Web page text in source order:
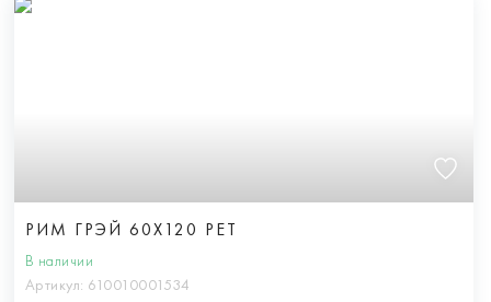
РИМ ГРЭЙ 60X120 РЕТ
В наличии
Артикул: 610010001534